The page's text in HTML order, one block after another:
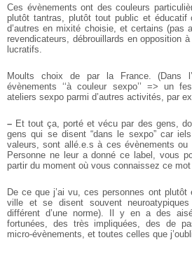
Ces évènements ont des couleurs
plutôt tantras,
plutôt tout public et éducatif
d’autres en mixité choisie, et certains (pas
revendicateurs, débrouillards en opposition
lucratifs.
Moults choix de par la France.
(Dans
évènements ‘‘à couleur sexpo’’ => un
ateliers sexpo parmi d’autres activités, par
– Et tout ça, porté et vécu par des gens,
gens qui se disent “dans le sexpo” car
valeurs, sont allé.e.s à ces évènements ou
Personne ne leur a donné ce label, vous
partir du moment où vous connaissez ce mot
De ce que j’ai vu, ces personnes ont plutôt
ville et se disent souvent
différent d’une norme).
Il y en a des
fortunées, des très impliquées, des de
micro-évènements, et toutes celles que